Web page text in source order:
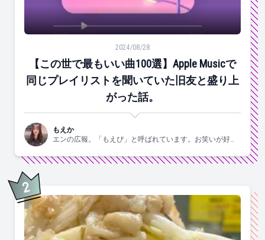
【この世で最もいい曲100選】Apple Musicで同じプレ
2024/08/28
【この世で最もいい曲100選】Apple Musicで
同じプレイリストを聞いていた旧友と盛り上
がった話。
もえか
エンの広報。「もえぴ」と呼ばれています。お笑いが好
2位